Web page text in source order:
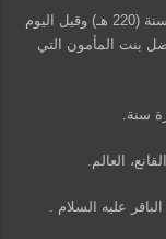
المشهور أنه استشهد في اخر ذي القعدة سنة (220 هـ) وقيل اليوم
بنت المأمون التي
سنة.
العالم.
عليه السلام .